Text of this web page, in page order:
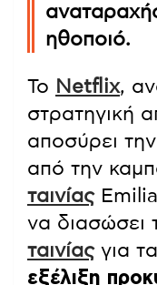
ηθοποιό.
Το Netflix,
στρατηγική
αποσύρει την
από την
ταινίαςEmilia
να διασώσει
ταινίαςγια
εξέλιξη